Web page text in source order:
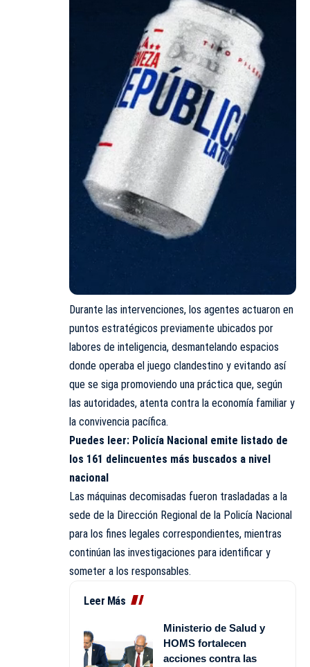
Durante las intervenciones, los agentes actuaron en
puntos estratégicos previamente ubicados por
labores de inteligencia, desmantelando espacios
donde operaba el juego clandestino y evitando así
que se siga promoviendo una práctica que, según
las autoridades, atenta contra la economía familiar y
la convivencia pacífica.
Puedes leer: Policía Nacional emite listado de
los 161 delincuentes más buscados a nivel
nacional
Las máquinas decomisadas fueron trasladadas a la
sede de la Dirección Regional de la Policía Nacional
para los fines legales correspondientes, mientras
continúan las investigaciones para identificar y
someter a los responsables.
Leer Más
Ministerio de Salud y
HOMS fortalecen
acciones contra las